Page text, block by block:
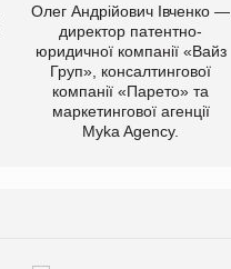
Олег Андрійович Івченко —
директор патентно-
юридичної компанії «Вайз
Груп», консалтингової
компанії «Парето» та
маркетингової агенції
Myka Agency.